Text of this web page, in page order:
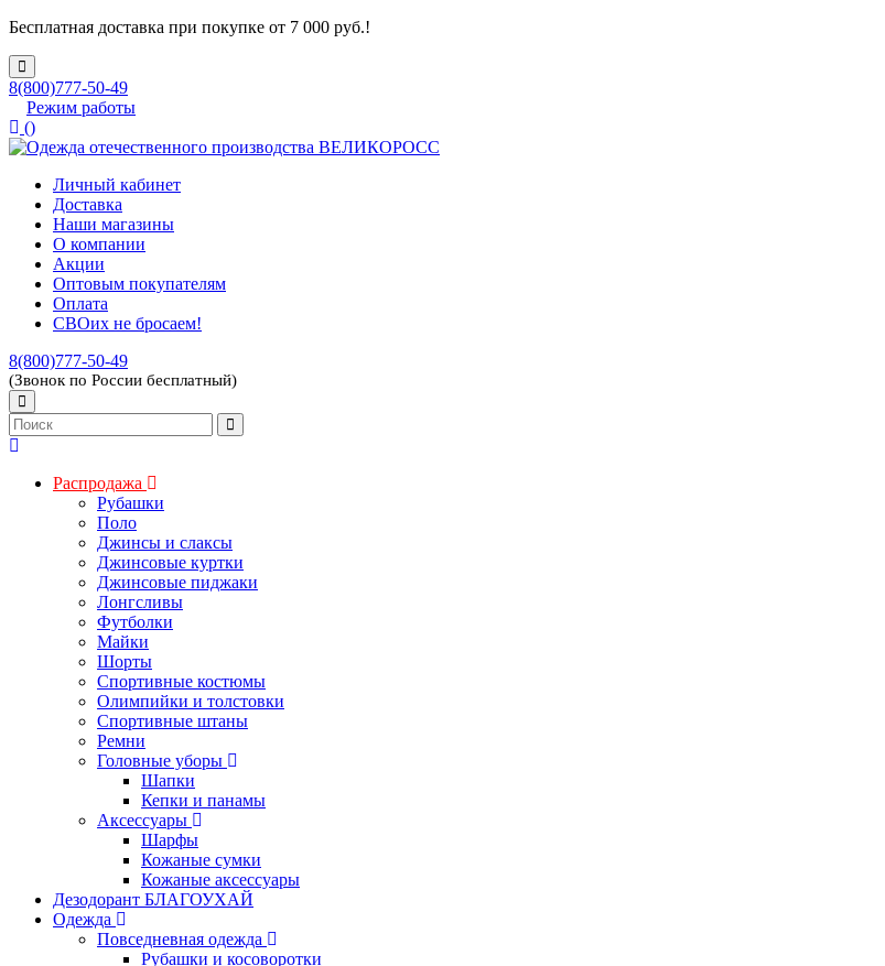
Бесплатная доставка при покупке от 7 000 руб.!
8(800)777-50-49
Режим работы
()
Личный кабинет
Доставка
Наши магазины
О компании
Акции
Оптовым покупателям
Оплата
СВОих не бросаем!
8(800)777-50-49
(Звонок по России бесплатный)
Распродажа
Рубашки
Поло
Джинсы и слаксы
Джинсовые куртки
Джинсовые пиджаки
Лонгсливы
Футболки
Майки
Шорты
Спортивные костюмы
Олимпийки и толстовки
Спортивные штаны
Ремни
Головные уборы
Шапки
Кепки и панамы
Аксессуары
Шарфы
Кожаные сумки
Кожаные аксессуары
Дезодорант БЛАГОУХАЙ
Одежда
Повседневная одежда
Рубашки и косоворотки